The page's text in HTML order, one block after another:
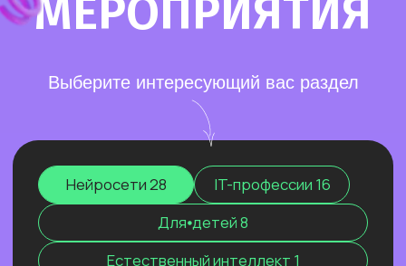
Нейросети для разработки и IT
—
углубленное изучение ИИ для решения
автономных систем.
Нейросети для профессий вне IT
инструменты для автоматизации, анализа
данных и повышения эффективности.
текстов и изображений до оптимизации
рутинных процессов.